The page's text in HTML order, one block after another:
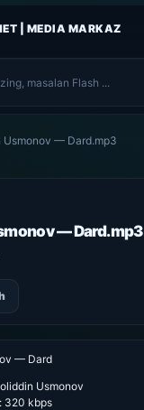
| MEDIA MARKAZ
Usmonov — Dard.mp3
— Dard.mp3
— Dard
Usmonov
320 kbps